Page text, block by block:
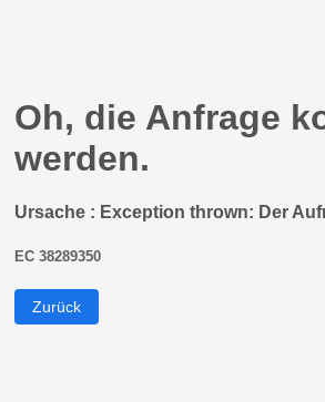
Oh, die Anfrage
werden.
Ursache : Exception thrown: Der
EC 38289350
Zurück